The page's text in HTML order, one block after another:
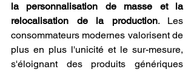
la personnalisation de masse et la
relocalisation de la production. Les
consommateurs modernes valorisent de
plus en plus l'unicité et le sur-mesure,
s'éloignant des produits génériques